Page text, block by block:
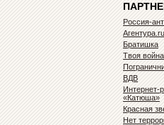
Россия-
Агентура.ru
Братишка
Твоя война
ВДВ
Интернет-
«Катюша»
Красная
Нет